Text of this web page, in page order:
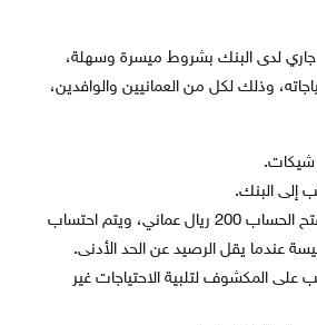
لدى البنك بشروط ميسرة وسهلة،
وذلك لكل من العمانيين والوافدين،
شيكات.
إلى البنك.
الحد الأدنى لمبلغ فتح الحساب 200 ريال عماني، ويتم احتساب
على المكشوف لتلبية الاحتياجات غير